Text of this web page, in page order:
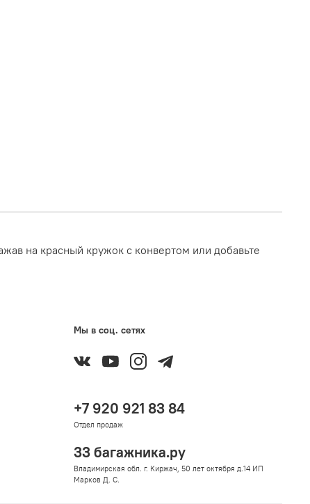
на красный кружок с конвертом или добавьте
Мы в соц. сетях
+7 920 921 83 84
Отдел продаж
33 багажника.ру
Владимирская обл. г. Киржач, 50 лет октября д.14 ИП
Марков Д. С.